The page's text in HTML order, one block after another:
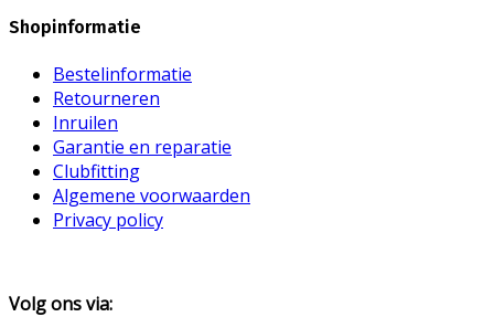
Shopinformatie
Bestelinformatie
Retourneren
Inruilen
Garantie en reparatie
Clubfitting
Algemene voorwaarden
Privacy policy
Volg ons via: